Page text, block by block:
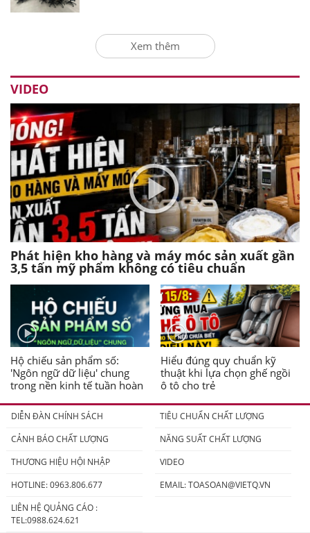
Xem thêm
VIDEO
Phát hiện kho hàng và máy móc sản xuất gần
3,5 tấn mỹ phẩm không có tiêu chuẩn
Hộ chiếu sản phẩm số:
'Ngôn ngữ dữ liệu' chung
trong nền kinh tế tuần hoàn
Hiểu đúng quy chuẩn kỹ
thuật khi lựa chọn ghế ngồi
ô tô cho trẻ
DIỄN ĐÀN CHÍNH SÁCH
TIÊU CHUẨN CHẤT LƯỢNG
CẢNH BÁO CHẤT LƯỢNG
NĂNG SUẤT CHẤT LƯỢNG
THƯƠNG HIỆU HỘI NHẬP
VIDEO
HOTLINE: 0963.806.677
EMAIL:TOASOAN@VIETQ.VN
LIÊN HỆ QUẢNG CÁO :
TEL:0988.624.621